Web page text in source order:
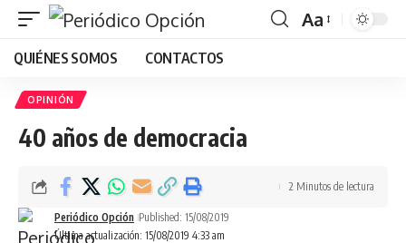
Font
Aa
QUIÉNES SOMOS CONTACTOS
OPINIÓN
40 años de democracia
Última actualización: 15/08/2019 4:33 am
Periódico Opción Published: 15/08/2019
2 Minutos de lectura